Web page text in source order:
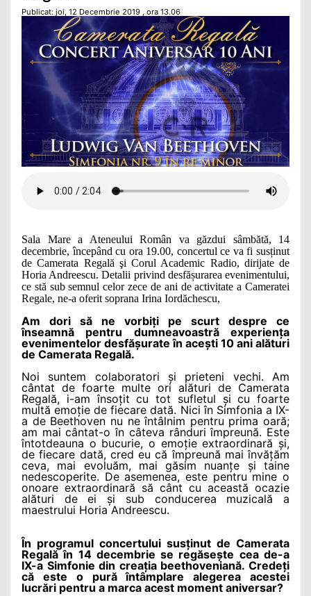
Publicat: joi, 12 Decembrie 2019 , ora 13.06
Sala Mare a Ateneului Român va găzdui sâmbătă, 14
decembrie, începând cu ora 19.00, concertul ce va fi susținut
de Camerata Regală şi Corul Academic Radio, dirijate de
Horia Andreescu. Detalii privind desfășurarea evenimentului,
ce stă sub semnul celor zece de ani de activitate a Cameratei
Regale, ne-a oferit soprana Irina Iordăchescu,
Am dori să ne vorbiți pe scurt despre ce
înseamnă pentru dumneavoastră experiența
evenimentelor desfășurate în acești 10 ani alături
de Camerata Regală.
Noi suntem colaboratori și prieteni vechi. Am
cântat de foarte multe ori alături de Camerata
Regală, i-am însoțit cu tot sufletul și cu foarte
multă emoție de fiecare dată. Nici în Simfonia a IX-
a de Beethoven nu ne întâlnim pentru prima oară;
am mai cântat-o în câteva rânduri împreună. Este
întotdeauna o bucurie, o emoție extraordinară și,
de fiecare dată, cred eu că împreună mai învățăm
ceva, mai evoluăm, mai găsim nuanțe și taine
nedescoperite. De asemenea, este pentru mine o
onoare extraordinară să cânt cu această ocazie
alături de ei și sub conducerea muzicală a
maestrului Horia Andreescu.
În programul concertului susținut de Camerata
Regală în 14 decembrie se regăsește cea de-a
IX-a Simfonie din creația beethoveniană. Credeți
că este o pură întâmplare alegerea acestei
lucrări pentru a marca acest moment aniversar?